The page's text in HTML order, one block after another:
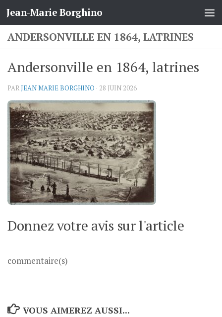
Skip to content
Jean-Marie Borghino
ANDERSONVILLE EN 1864, LATRINES
Andersonville en 1864, latrines
PARJEAN MARIE BORGHINO · 28 JUIN 2026
Donnez votre avis sur l'article
commentaire(s)
VOUS AIMEREZ AUSSI...